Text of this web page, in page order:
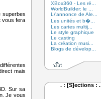
superbes
vous fera
mais
Sur sa
Je vous
XBox360 - Les ré...
WorldBuilder: le ...
L\'annonce de Ale...
Les unités et b�...
Les cartes multij...
Le style graphique
Le casting
La création musi...
Blogs de dévelop...
. : [S]ections : .